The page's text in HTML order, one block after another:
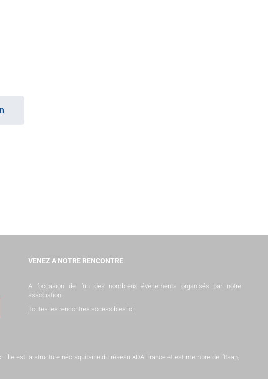
VENEZ A NOTRE RENCONTRE
A l’occasion de l’un des nombreux évènements organisés par notre
association.
Toutes les rencontres accessibles ici.
est la structure néo-aquitaine du réseau ADA France et est membre de l’Itsap,